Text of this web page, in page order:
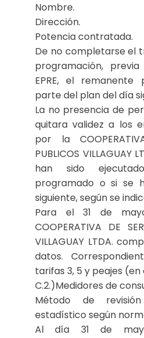
Nombre.
Dirección.
Potencia contratada.
De no completarse el
programación,
EPRE, el
parte del plan del día
La no presencia de
quitara validez a los
por la
PUBLICOS VILLAGUAY
han sido
programado o si se
siguiente, según se
Para el 31 de
COOPERATIVA DE
VILLAGUAY LTDA.
datos.
tarifas 3, 5 y peajes
C.2.)Medidores de
Método de
estadístico según
Al día 31 de